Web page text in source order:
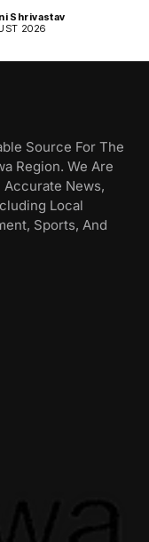
Shrivastav
2026
Source For The
Region. We Are
News,
Local
Sports, And